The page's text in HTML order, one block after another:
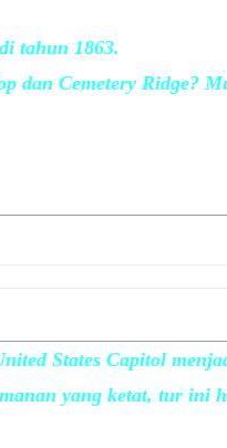
tahun 1863.
dan Cemetery Ridge?
States Capitol
yang ketat, tur ini